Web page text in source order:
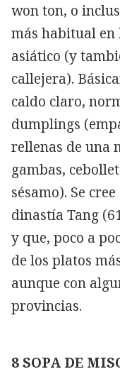
won ton, o
más habitual en
asiático (y
callejera).
caldo claro,
dumplings
rellenas de una
gambas,
sésamo). Se
dinastía Tang
y que, poco a
de los platos
aunque con
provincias.
8 SOPA DE